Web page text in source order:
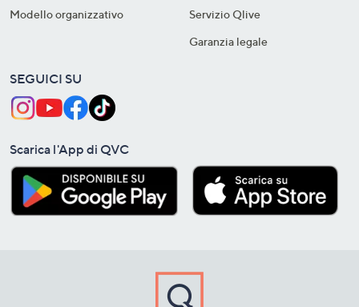
Modello organizzativo
Servizio Qlive
Garanzia legale
SEGUICI SU
Scarica l'App di QVC